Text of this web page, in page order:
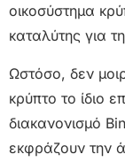
οικοσύστημα
καταλύτης για
Ωστόσο, δεν
κρύπτο το ίδιο
διακανονισμό
εκφράζουν την